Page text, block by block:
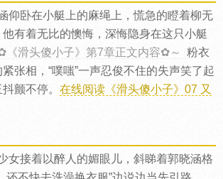
仰卧在小艇上的麻绳上，慌急的瞪着柳无
有着无比的懊悔，深悔隐身在这只小艇
《滑头傻小子》第7章正文内容✿～
粉衣
张相，“噗嗤”一声忍俊不住的失声笑了起
颤不停。 在线阅读《滑头傻小子》07 又
女接着以醉人的媚眼儿，斜睇着郭晓涵格